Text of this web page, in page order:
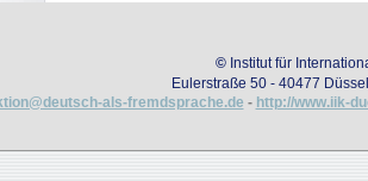
© Institut für
Eulerstraße 50 - 40477
als-fremdsprache.de - http://www.iik-